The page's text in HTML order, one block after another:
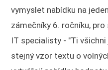
vymyslet nabídku na
zámečníky 6. ročníku,
IT specialisty - "Ti
stejný vzor textu o